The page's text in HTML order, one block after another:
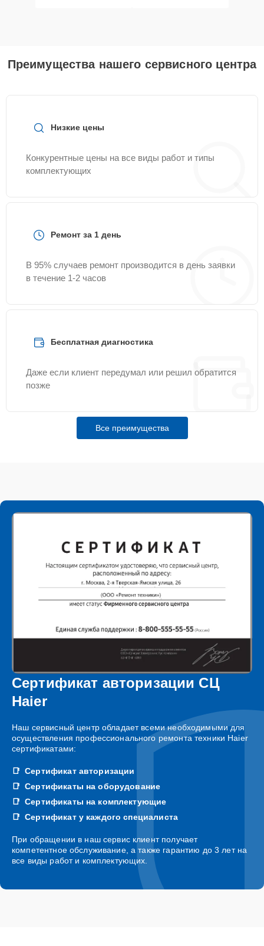
Преимущества нашего сервисного центра
Низкие цены
Конкурентные цены на все виды работ и типы
комплектующих
Ремонт за 1 день
В 95% случаев ремонт производится в день заявки
в течение 1-2 часов
Бесплатная диагностика
Даже если клиент передумал или решил обратится
позже
Все преимущества
Сертификат авторизации СЦ
Haier
Наш сервисный центр обладает всеми необходимыми для
осуществления профессионального ремонта техники Haier
сертификатами:
Сертификат авторизации
Сертификаты на оборудование
Сертификаты на комплектующие
Сертификат у каждого специалиста
При обращении в наш сервис клиент получает
компетентное обслуживание, а также гарантию до 3 лет на
все виды работ и комплектующих.